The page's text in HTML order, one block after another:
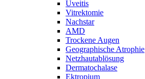
Uveitis
Vitrektomie
Nachstar
AMD
Trockene Augen
Geographische Atrophie
Netzhautablösung
Dermatochalase
Ektropium